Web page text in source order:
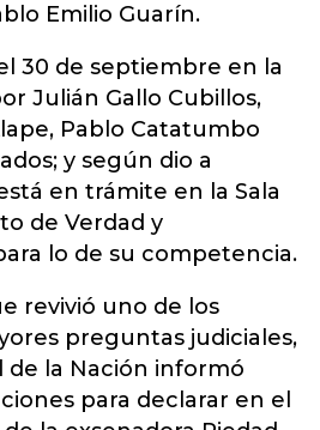
Emilio Guarín.
30 de septiembre en la
Julián Gallo Cubillos,
Pablo Catatumbo
y según dio a
en trámite en la Sala
de Verdad y
lo de su competencia.
revivió uno de los
preguntas judiciales,
de la Nación informó
para declarar en el